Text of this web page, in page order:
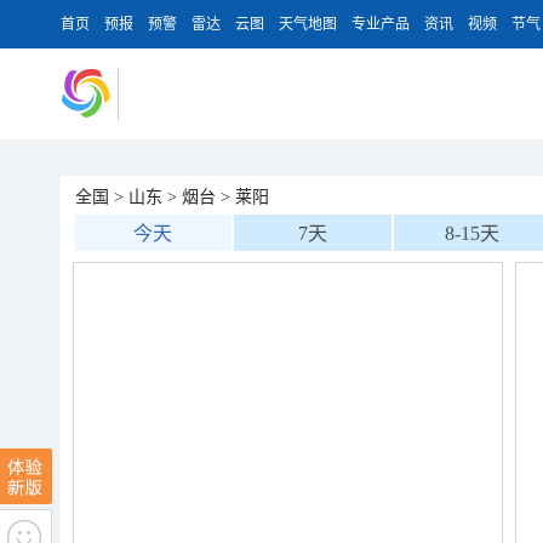
首页 预报 预警 雷达 云图 天气地图 专业产品 资讯 视频 节气
全国 > 山东 > 烟台 > 莱阳
今天 7天 8-15天